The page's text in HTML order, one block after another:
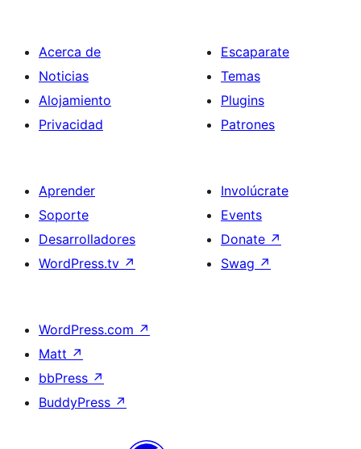
Acerca de
Noticias
Alojamiento
Privacidad
Escaparate
Temas
Plugins
Patrones
Aprender
Soporte
Desarrolladores
WordPress.tv ↗
Involúcrate
Events
Donate ↗
Swag ↗
WordPress.com ↗
Matt ↗
bbPress ↗
BuddyPress ↗